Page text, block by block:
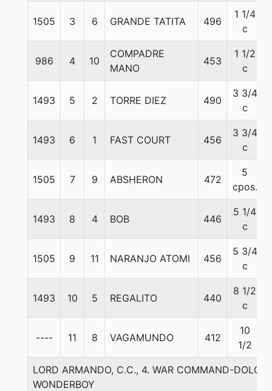
1505 3 6 GRANDE TATITA 496
1 1/4
c
986 4 10
COMPADRE
MANO
453
1 1/2
c
1493 5 2 TORRE DIEZ 490
3 3/4
c
1493 6 1 FAST COURT 456
3 3/4
c
1505 7 9 ABSHERON 472
5
cpos.
1493 8 4 BOB 446
5 1/4
c
1505 9 11 NARANJO ATOMI 456
5 3/4
c
1493 10 5 REGALITO 440
8 1/2
c
---- 11 8 VAGAMUNDO 412
10
1/2
LORD ARMANDO, C.C., 4. WAR COMMAND-DOLCE
WONDERBOY